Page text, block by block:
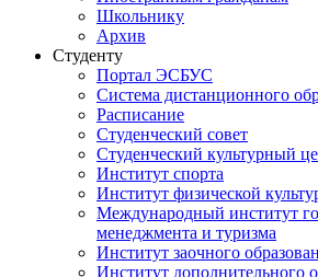
Школьнику
Архив
Студенту
Портал ЭСБУС
Система дистанционного
Расписание
Студенческий совет
Студенческий культурный
Институт спорта
Институт физической
Международный институт
менеджмента и туризма
Институт заочного
Институт дополнительного